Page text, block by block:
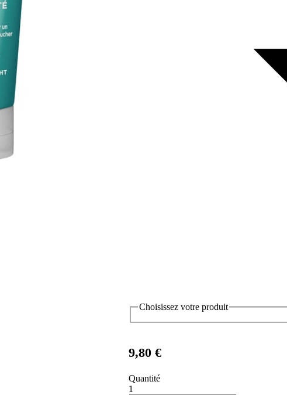
Choisissez votre produit
9,80 €
Quantité
1